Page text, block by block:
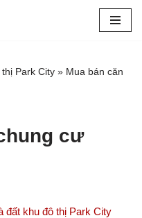
Park City » Mua bán căn
cư
đất khu đô thị Park City